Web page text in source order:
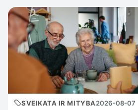
SVEIKATA IR MITYBA2026-08-07